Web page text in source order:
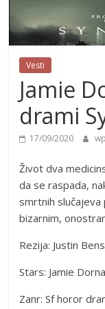
Vesti
Jamie
drami
17/09/2020
Život dva
da se raspada,
smrtnih
bizarnim,
Rezija: Justin
Stars: Jamie
Zanr: Sf horor